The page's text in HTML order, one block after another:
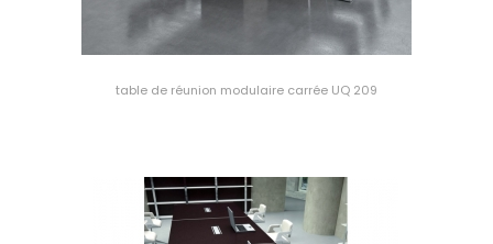
table de réunion modulaire carrée UQ 209